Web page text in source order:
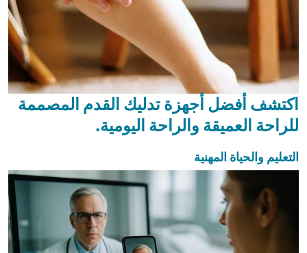
اكتشف أفضل أجهزة تدليك القدم المصممة
للراحة العميقة والراحة اليومية.
التعليم والحياة المهنية